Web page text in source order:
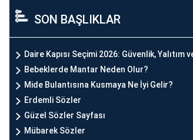
SON BAŞLIKLAR
Daire Kapısı Seçimi 2026: Güvenlik, Yalıtım
Bebeklerde Mantar Neden Olur?
Mide Bulantısına Kusmaya Ne İyi Gelir?
Erdemli Sözler
Güzel Sözler Sayfası
Mübarek Sözler